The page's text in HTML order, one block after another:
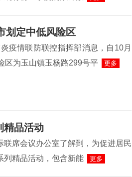
划定中低风险区
疫情联防联控指挥部消息，自10月
区为玉山镇玉杨路299号平
更多
精品活动
席会议办公室了解到，为促进居民
列精品活动，包含新能
更多